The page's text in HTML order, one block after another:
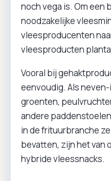
noch vega is. Om een
noodzakelijke
vleesproducenten
vleesproducten
Vooral bij
eenvoudig. Als
groenten,
andere
in de frituurbranche
bevatten, zijn het van
hybride vleessnacks.